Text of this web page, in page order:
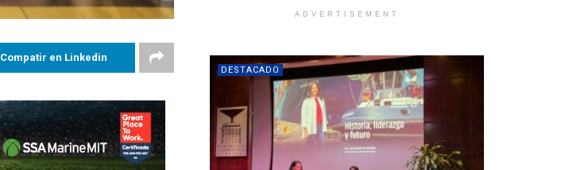
Compatir en Linkedin
ADVERTISEMENT
DESTACADO